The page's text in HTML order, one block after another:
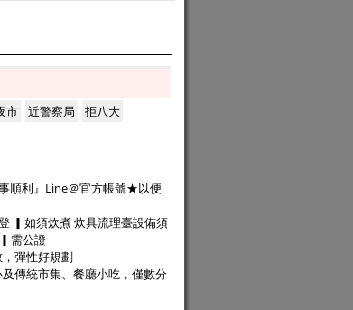
市 近警察局
拒八大
順利』Line＠官方帳號★以便
▎如須炊煮 炊具流理臺設備須
需公證
彈性好規劃
傳統市集、餐廳小吃，僅數分